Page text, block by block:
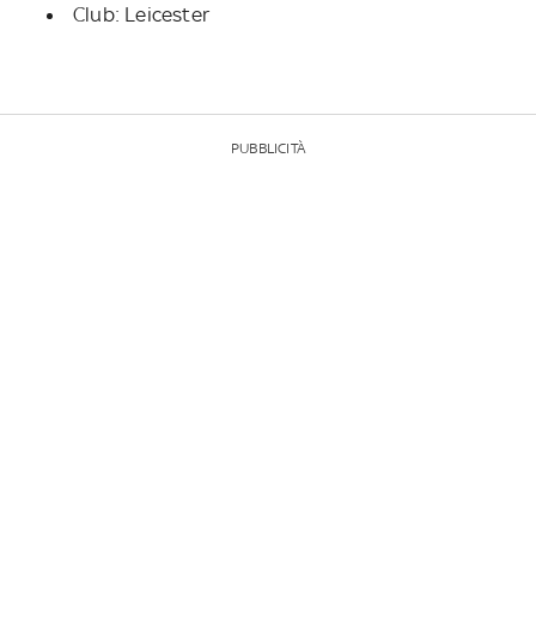
Club: Leicester
PUBBLICITÀ